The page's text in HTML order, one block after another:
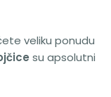
veliku ponudu
su apsolutni